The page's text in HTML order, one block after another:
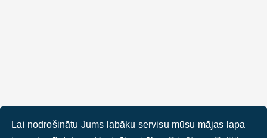
Lai nodrošinātu Jums labāku servisu mūsu mājas lapa